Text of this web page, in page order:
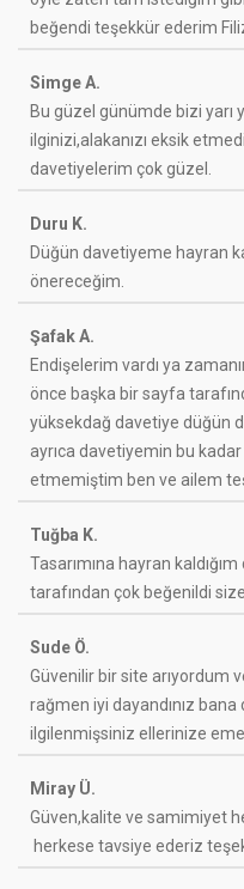
beğendi teşekkür ederim
Simge A.
Bu güzel günümde bizi yarı
ilginizi,alakanızı eksik
davetiyelerim çok güzel.
Duru K.
Düğün davetiyeme hayran
önereceğim.
Şafak A.
Endişelerim vardı ya
önce başka bir sayfa
yüksekdağ davetiye düğün
ayrıca davetiyemin bu
etmemiştim ben ve ailem
Tuğba K.
Tasarımına hayran
tarafından çok beğenildi
Sude Ö.
Güvenilir bir site arıyordum
rağmen iyi dayandınız
ilgilenmişsiniz ellerinize
Miray Ü.
Güven,kalite ve samimiyet
herkese tavsiye ederiz